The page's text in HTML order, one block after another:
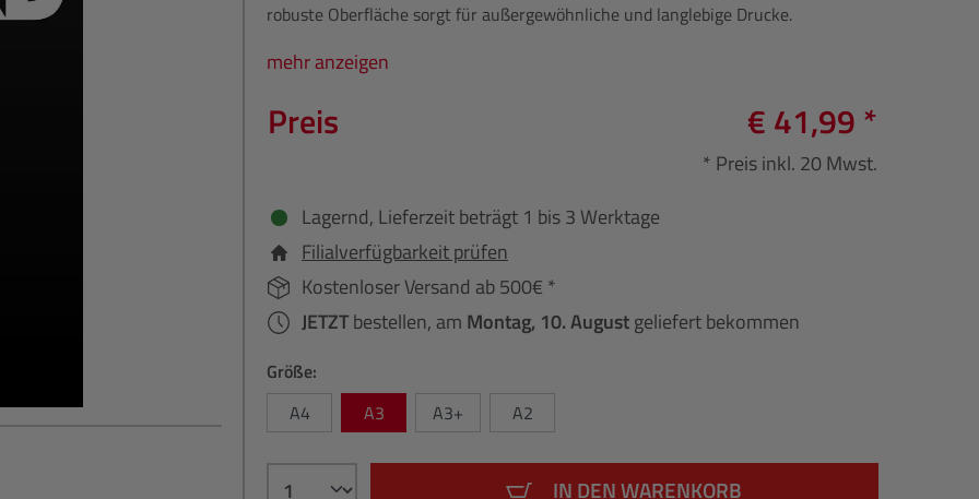
robuste Oberfläche sorgt für außergewöhnliche und langlebige Drucke.
mehr anzeigen
Preis € 41,99 *
* Preis inkl. 20 Mwst.
Lagernd, Lieferzeit beträgt 1 bis 3 Werktage
Filialverfügbarkeit prüfen
Kostenloser Versand ab 500€ *
JETZTbestellen, am Montag, 10. Augustgeliefert bekommen
Größe:
A4
A3 A3+ A2
IN DEN WARENKORB